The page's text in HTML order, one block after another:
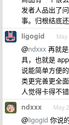
发者人品出了
事。归根结底
ligogid
@ndxxx 再就
具，也就是
说能简单方便
类更完善更全
人觉得卡得不
ndxxx May
@ligogid 你说